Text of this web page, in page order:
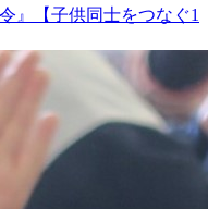
』【子供同士をつなぐ1